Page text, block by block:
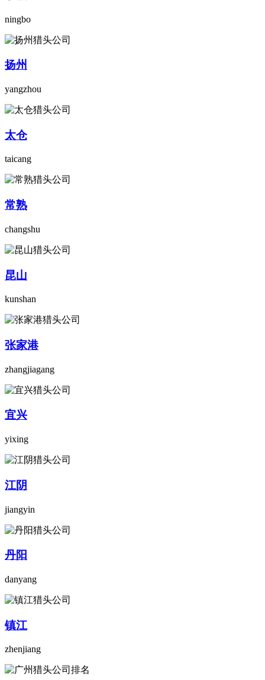
ningbo
扬州
yangzhou
太仓
taicang
常熟
changshu
昆山
kunshan
张家港
zhangjiagang
宜兴
yixing
江阴
jiangyin
丹阳
danyang
镇江
zhenjiang